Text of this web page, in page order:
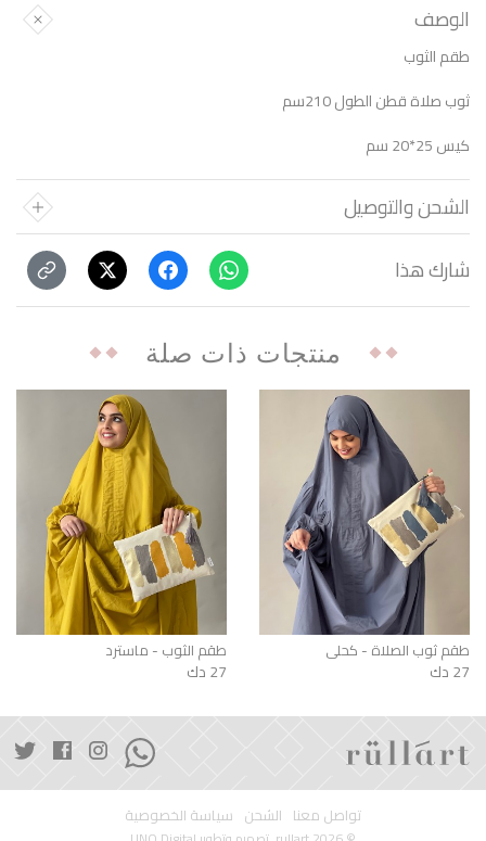
الوصف
طقم الثوب
ثوب صلاة قطن الطول 210سم
كيس 25*20 سم
الشحن والتوصيل
شارك هذا
منتجات ذات صلة
طقم ثوب الصلاة - كحلي
27 دك
طقم الثوب - ماسترد
27 دك
تواصل معنا الشحن سياسة الخصوصية